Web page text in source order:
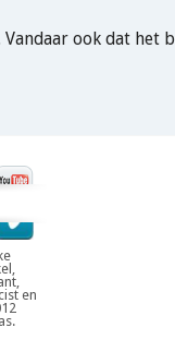
ook dat het
en